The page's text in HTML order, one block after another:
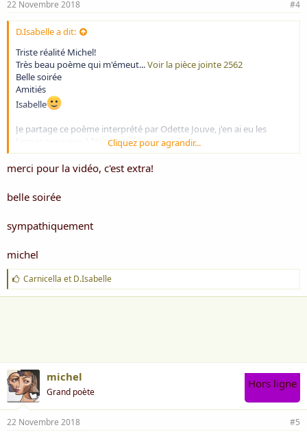
22 Novembre 2018 #4
D.Isabelle a dit:
Triste réalité Michel!
Très beau poème qui m'émeut...Voir la pièce jointe 2562
Belle soirée
Amitiés
Isabelle
Je partage ce poème interprété par Odette Jouve, j'en ai eu les
larmes aux yeux à l'écouter!Cliquez pour agrandir...
merci pour la vidéo, c'est extra!
belle soirée
sympathiquement
michel
J
'
a
Carnicella et D.Isabelle
michel
Grand poète
Hors ligne
22 Novembre 2018 #5